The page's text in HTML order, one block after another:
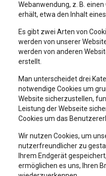
Webanwendung, z. B.
erhält, etwa den Inhalt
Es gibt zwei Arten von
werden von unserer
werden von anderen
erstellt.
Man unterscheidet drei
notwendige Cookies um
Website sicherzustellen,
Leistung der Webseite
Cookies um das
Wir nutzen Cookies, um
nutzerfreundlicher zu
Ihrem Endgerät
ermöglichen es uns, Ihren